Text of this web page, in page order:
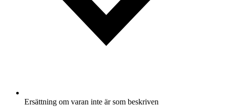
Ersättning om varan inte är som beskriven